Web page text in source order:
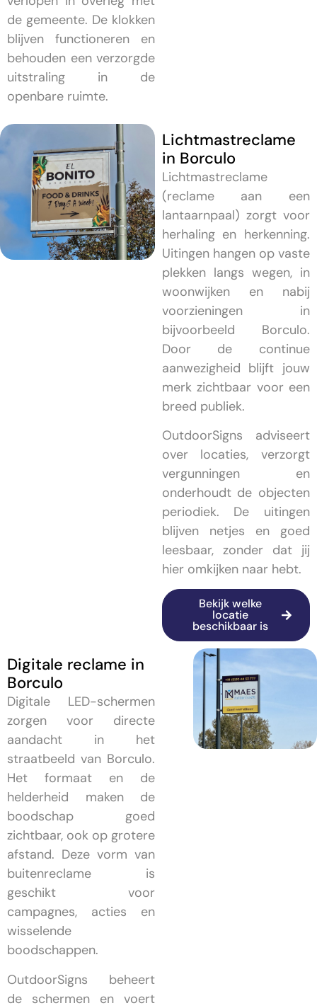
de gemeente. De klokken
blijven functioneren en
behouden een verzorgde
uitstraling in de
openbare ruimte.
Lichtmastreclame
in Borculo
Lichtmastreclame
(reclame aan een
lantaarnpaal) zorgt voor
herhaling en herkenning.
Uitingen hangen op vaste
plekken langs wegen, in
woonwijken en nabij
voorzieningen in
bijvoorbeeld Borculo.
Door de continue
aanwezigheid blijft jouw
merk zichtbaar voor een
breed publiek.
OutdoorSigns adviseert
over locaties, verzorgt
vergunningen en
onderhoudt de objecten
periodiek. De uitingen
blijven netjes en goed
leesbaar, zonder dat jij
hier omkijken naar hebt.
Bekijk welke
locatie
beschikbaar is
Digitale reclame in
Borculo
Digitale LED-schermen
zorgen voor directe
aandacht in het
straatbeeld van Borculo.
Het formaat en de
helderheid maken de
boodschap goed
zichtbaar, ook op grotere
afstand. Deze vorm van
buitenreclame is
geschikt voor
campagnes, acties en
wisselende
boodschappen.
OutdoorSigns beheert
de schermen en voert